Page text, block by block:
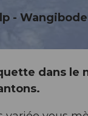
-
dans le